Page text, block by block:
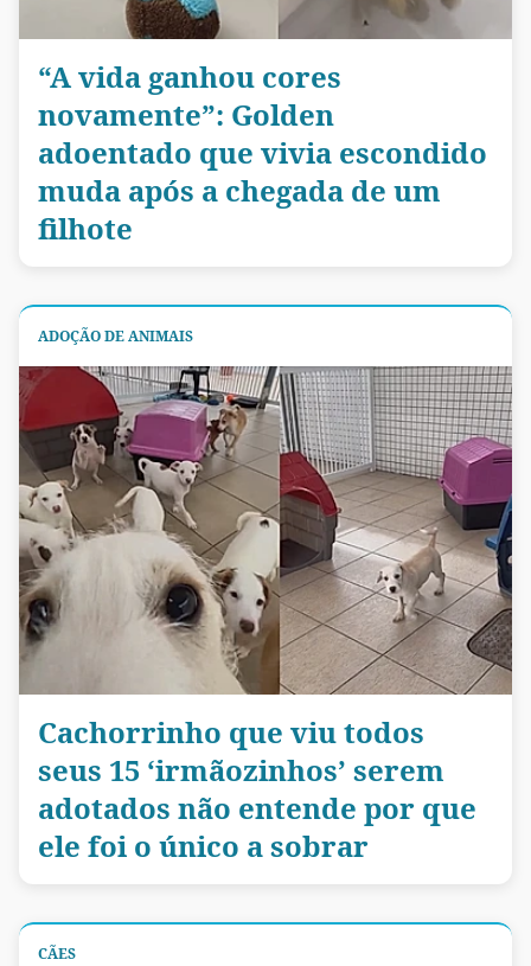
“A vida ganhou cores
novamente”: Golden
adoentado que vivia escondido
muda após a chegada de um
filhote
ADOÇÃO DE ANIMAIS
Cachorrinho que viu todos
seus 15 ‘irmãozinhos’ serem
adotados não entende por que
ele foi o único a sobrar
CÃES